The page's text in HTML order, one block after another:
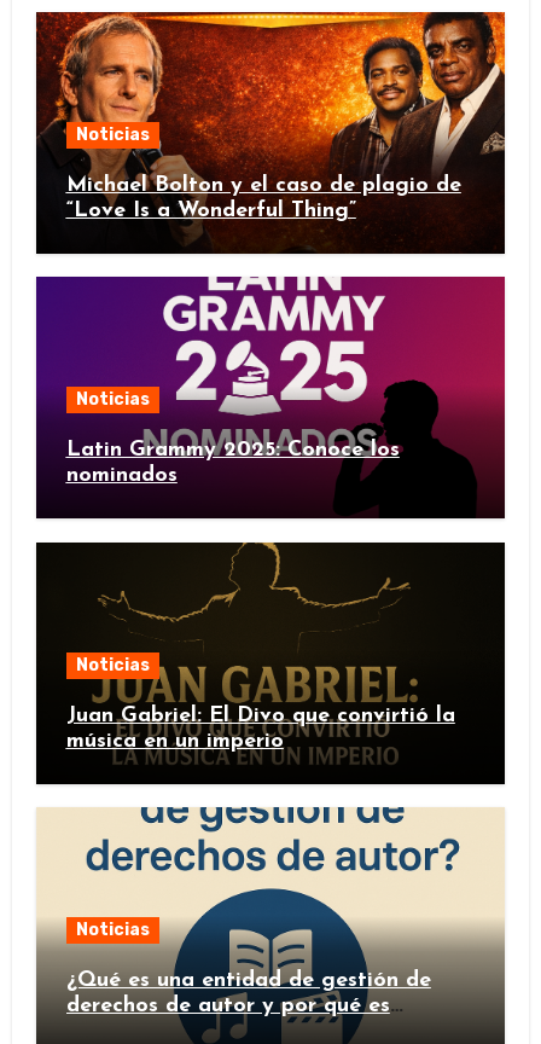
Noticias
Michael Bolton y el caso de plagio de
“Love Is a Wonderful Thing”
Noticias
Latin Grammy 2025: Conoce los
nominados
Noticias
Juan Gabriel: El Divo que convirtió la
música en un imperio
Noticias
¿Qué es una entidad de gestión de
derechos de autor y por qué es
importante?